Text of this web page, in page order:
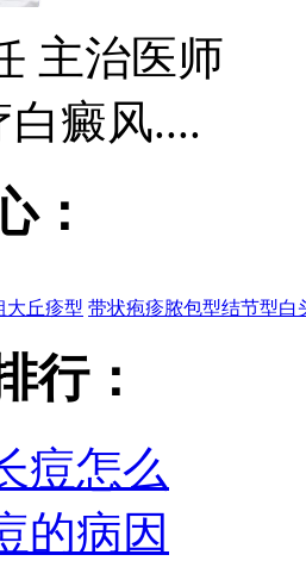
主治医师
癜风....
：
大 丘疹型 带状疱疹脓包型结节型白
行：
痘怎么
的病因